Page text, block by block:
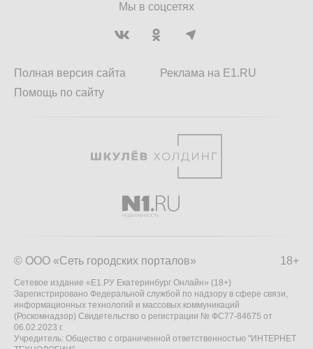
Мы в соцсетях
Полная версия сайта
Помощь по сайту
Реклама на E1.RU
18+
© ООО «Сеть городских порталов»
Сетевое издание «Е1.РУ Екатеринбург Онлайн» (18+)
Зарегистрировано Федеральной службой по надзору в сфере связи,
информационных технологий и массовых коммуникаций
(Роскомнадзор) Свидетельство о регистрации № ФС77-84675 от
06.02.2023 г.
Учредитель: Общество с ограниченной ответственностью "ИНТЕРНЕТ